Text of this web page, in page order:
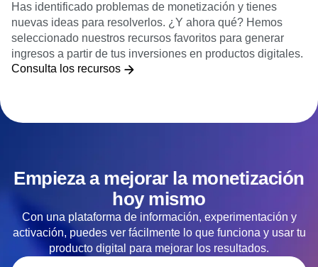
Has identificado problemas de monetización y tienes
nuevas ideas para resolverlos. ¿Y ahora qué? Hemos
seleccionado nuestros recursos favoritos para generar
ingresos a partir de tus inversiones en productos digitales.
Consulta los recursos
Empieza a mejorar la monetización
hoy mismo
Con una plataforma de información, experimentación y
activación, puedes ver fácilmente lo que funciona y usar tu
producto digital para mejorar los resultados.